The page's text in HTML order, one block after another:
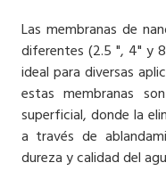
Las membranas de
diferentes (2.5 ", 4" y
ideal para diversas
estas membranas
superficial, donde la
a través de
dureza y calidad del